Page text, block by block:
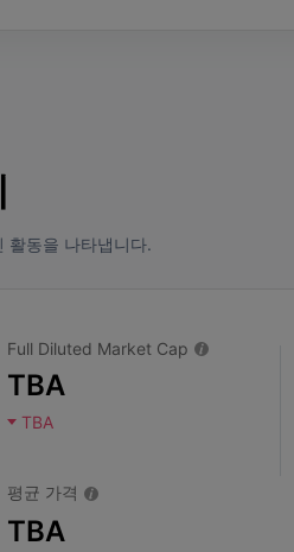
활동을 나타냅니다.
Full Diluted Market Cap
TBA
TBA
평균 가격
TBA